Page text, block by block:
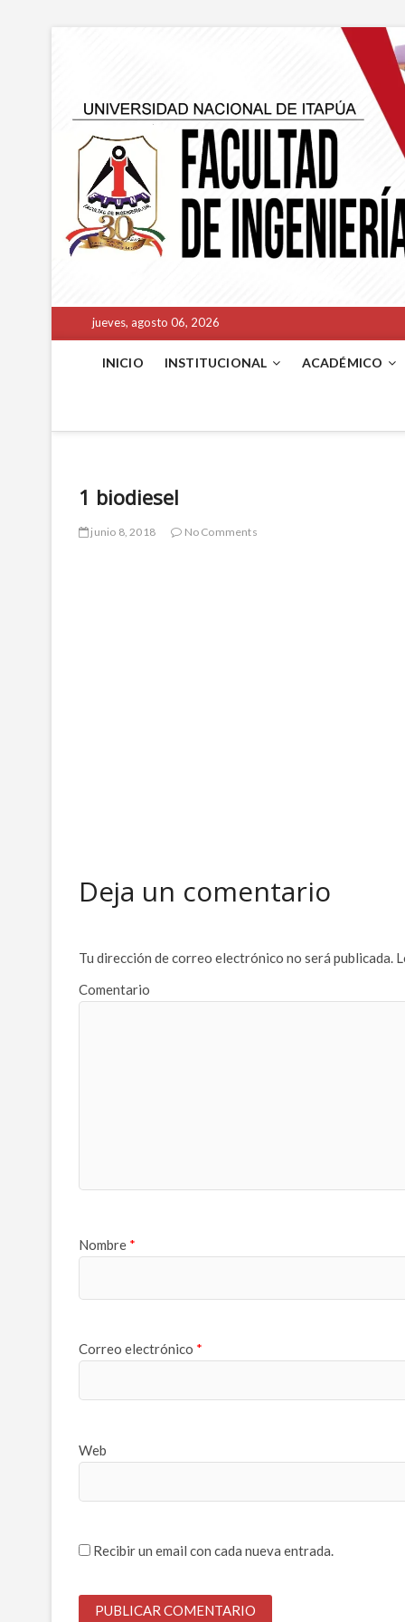
jueves, agosto 06, 2026
INICIO INSTITUCIONAL ACADÉMICO
1 biodiesel
junio 8, 2018 No Comments
Deja un comentario
Tu dirección de correo electrónico no será publicada.
Comentario
Nombre *
Correo electrónico *
Web
Recibir un email con cada nueva entrada.